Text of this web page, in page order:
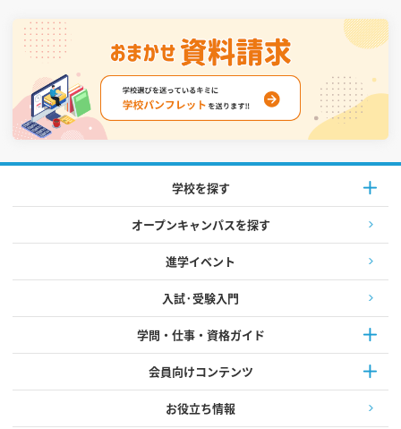
学校を探す
オープンキャンパスを探す
進学イベント
入試·受験入門
学問・仕事・資格ガイド
会員向けコンテンツ
お役立ち情報